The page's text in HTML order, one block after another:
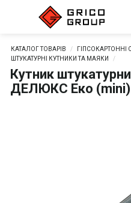
КАТАЛОГ ТОВАРІВ
ГІПСОКАРТОННІ
ШТУКАТУРНІ КУТНИКИ ТА МАЯКИ
Кутник
ДЕЛЮКС Еко